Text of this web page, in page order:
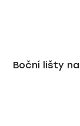
Boční lišty